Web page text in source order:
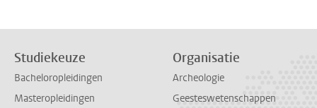
Studiekeuze
Bacheloropleidingen
Masteropleidingen
Organisatie
Archeologie
Geesteswetenschappen